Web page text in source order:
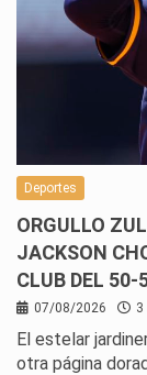
Deportes
ORGULLO
JACKSON
CLUB DEL 50-
07/08/2026 3
El estelar
otra página